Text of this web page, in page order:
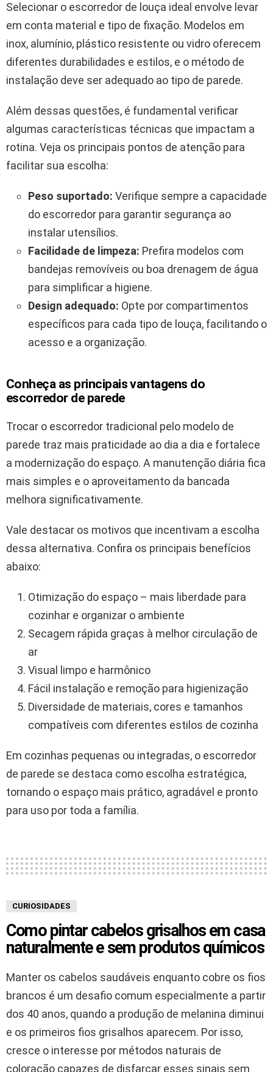
Selecionar o escorredor de louça ideal envolve levar
em conta material e tipo de fixação. Modelos em
inox, alumínio, plástico resistente ou vidro oferecem
diferentes durabilidades e estilos, e o método de
instalação deve ser adequado ao tipo de parede.
Além dessas questões, é fundamental verificar
algumas características técnicas que impactam a
rotina. Veja os principais pontos de atenção para
facilitar sua escolha:
Peso suportado: Verifique sempre a capacidade
do escorredor para garantir segurança ao
instalar utensílios.
Facilidade de limpeza: Prefira modelos com
bandejas removíveis ou boa drenagem de água
para simplificar a higiene.
Design adequado: Opte por compartimentos
específicos para cada tipo de louça, facilitando o
acesso e a organização.
Conheça as principais vantagens do
escorredor de parede
Trocar o escorredor tradicional pelo modelo de
parede traz mais praticidade ao dia a dia e fortalece
a modernização do espaço. A manutenção diária fica
mais simples e o aproveitamento da bancada
melhora significativamente.
Vale destacar os motivos que incentivam a escolha
dessa alternativa. Confira os principais benefícios
abaixo:
Otimização do espaço – mais liberdade para
cozinhar e organizar o ambiente
Secagem rápida graças à melhor circulação de
ar
Visual limpo e harmônico
Fácil instalação e remoção para higienização
Diversidade de materiais, cores e tamanhos
compatíveis com diferentes estilos de cozinha
Em cozinhas pequenas ou integradas, o escorredor
de parede se destaca como escolha estratégica,
tornando o espaço mais prático, agradável e pronto
para uso por toda a família.
CURIOSIDADES
Como pintar cabelos grisalhos em casa
naturalmente e sem produtos químicos
Manter os cabelos saudáveis enquanto cobre os fios
brancos é um desafio comum especialmente a partir
dos 40 anos, quando a produção de melanina diminui
e os primeiros fios grisalhos aparecem. Por isso,
cresce o interesse por métodos naturais de
coloração capazes de disfarçar esses sinais sem